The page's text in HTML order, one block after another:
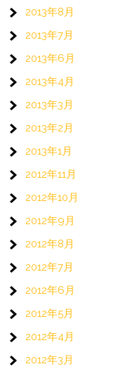
2013年8月
2013年7月
2013年6月
2013年4月
2013年3月
2013年2月
2013年1月
2012年11月
2012年10月
2012年9月
2012年8月
2012年7月
2012年6月
2012年5月
2012年4月
2012年3月